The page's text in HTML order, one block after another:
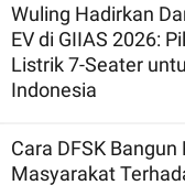
Wuling Hadirkan
EV di GIIAS 2026:
Listrik 7-Seater
Indonesia
Cara DFSK
Masyarakat